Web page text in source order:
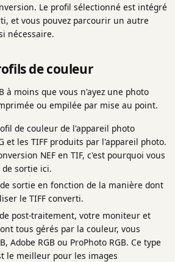
Le profil sélectionné est intégré
et vous pouvez parcourir un autre
nécessaire.
de couleur
à moins que vous n'ayez une photo
ou empilée par mise au point.
de couleur de l'appareil photo
et les TIFF produits par l'appareil photo.
NEF en TIF, c'est pourquoi vous
sortie ici.
sortie en fonction de la manière dont
le TIFF converti.
post-traitement, votre moniteur et
tous gérés par la couleur, vous
Adobe RGB ou ProPhoto RGB. Ce type
le meilleur pour les images